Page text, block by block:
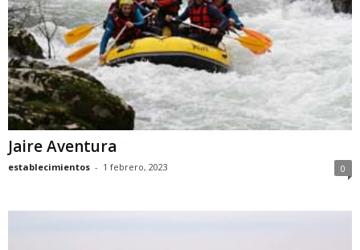
Jaire Aventura
establecimientos - 1 febrero, 2023 0